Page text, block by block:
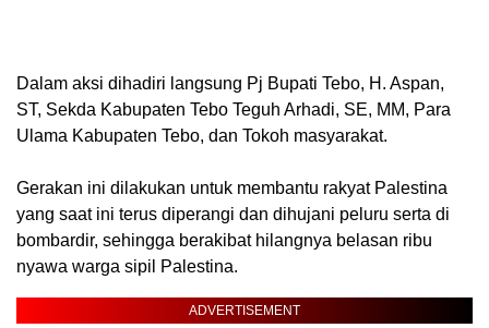
Dalam aksi dihadiri langsung Pj Bupati Tebo, H. Aspan,
ST, Sekda Kabupaten Tebo Teguh Arhadi, SE, MM, Para
Ulama Kabupaten Tebo, dan Tokoh masyarakat.
Gerakan ini dilakukan untuk membantu rakyat Palestina
yang saat ini terus diperangi dan dihujani peluru serta di
bombardir, sehingga berakibat hilangnya belasan ribu
nyawa warga sipil Palestina.
ADVERTISEMENT